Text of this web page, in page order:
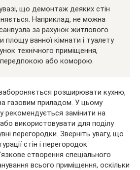
що демонтаж деяких стін
Наприклад, не можна
за рахунок житлового
площу ванної кімнати і туалету
технічного приміщення,
передпокою або коморою.
розширювати кухню,
газовим приладом. У цьому
рекомендується замінити на
використовувати для поділу
перегородки. Зверніть увагу, що
стін і перегородок
створення спеціального
всього приміщення, оскільки